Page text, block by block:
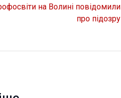
на Волині повідомили
про підозру